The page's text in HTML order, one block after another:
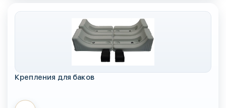
Крепления для баков